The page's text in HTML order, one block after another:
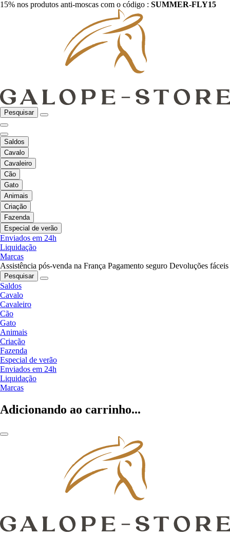
15% nos produtos anti-moscas com o código : SUMMER-FLY15
Pesquisar
Saldos
Cavalo
Cavaleiro
Cão
Gato
Animais
Criação
Fazenda
Especial de verão
Enviados em 24h
Liquidação
Marcas
Assistência pós-venda na França Pagamento seguro Devoluções fáceis
Pesquisar
Saldos
Cavalo
Cavaleiro
Cão
Gato
Animais
Criação
Fazenda
Especial de verão
Enviados em 24h
Liquidação
Marcas
Adicionando ao carrinho...